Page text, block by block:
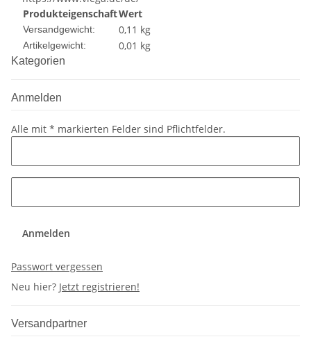
ProdukteigenschaftWert
Versandgewicht: 0,11 kg
Artikelgewicht: 0,01 kg
Kategorien
Anmelden
Alle mit * markierten Felder sind Pflichtfelder.
Anmelden
Passwort vergessen
Neu hier? Jetzt registrieren!
Versandpartner